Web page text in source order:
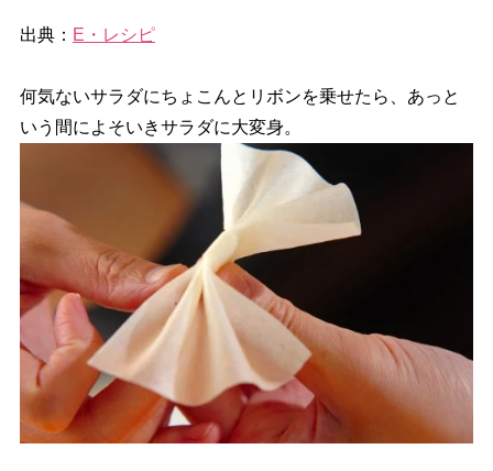
出典： E・レシピ
何気ないサラダにちょこんとリボンを乗せたら、あっと
いう間によそいきサラダに大変身。